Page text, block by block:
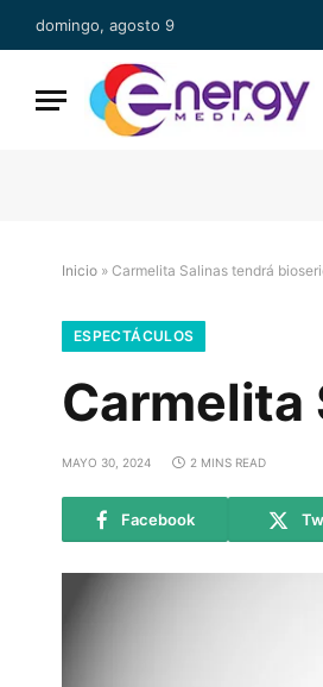
domingo, agosto 9
Inicio » Carmelita Salinas tendrá
ESPECTÁCULOS
Carmelita
MAYO 30, 2024 2 MINS READ
Facebook